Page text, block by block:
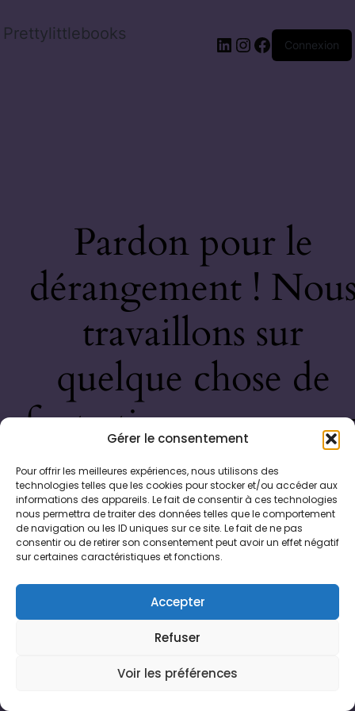
Gérer le consentement
Pour offrir les meilleures expériences, nous utilisons des
technologies telles que les cookies pour stocker et/ou accéder aux
informations des appareils. Le fait de consentir à ces technologies
nous permettra de traiter des données telles que le comportement
de navigation ou les ID uniques sur ce site. Le fait de ne pas
consentir ou de retirer son consentement peut avoir un effet négatif
sur certaines caractéristiques et fonctions.
Accepter
Refuser
Voir les préférences
Prettylittlebooks
Connexion
Pardon pour le
dérangement !
travaillons sur
quelque chose de
fantastique –
bientôt !